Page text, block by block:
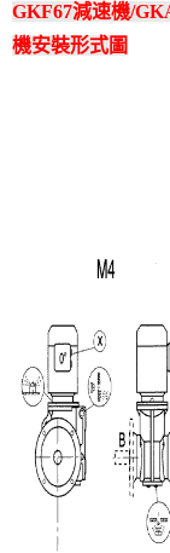
GKF67減速機/
機安裝形式圖